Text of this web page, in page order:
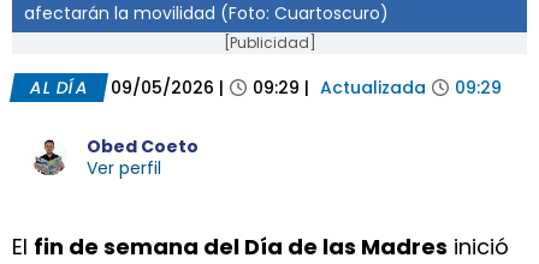
afectarán la movilidad (Foto: Cuartoscuro)
[Publicidad]
AL DÍA 09/05/2026 | 09:29 | Actualizada 09:29
Obed Coeto
Ver perfil
El fin de semana del Día de las Madres inició